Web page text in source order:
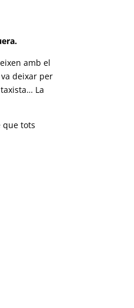
amb el
deixar per
La
que tots